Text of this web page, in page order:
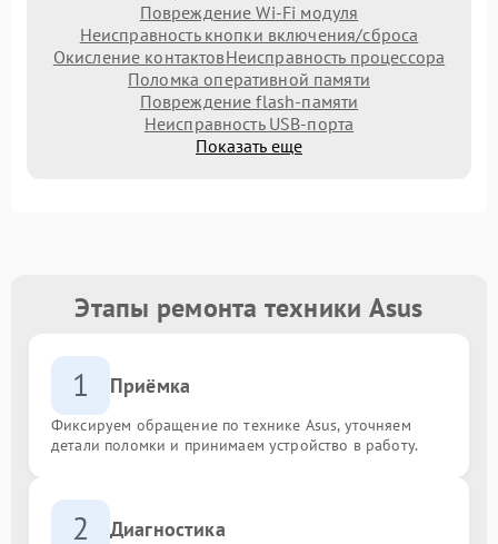
Повреждение Wi-Fi модуля
Неисправность кнопки включения/сброса
Окисление контактовНеисправность процессора
Поломка оперативной памяти
Повреждение flash-памяти
Неисправность USB-порта
Показать еще
Этапы ремонта техники Asus
1 Приёмка
Фиксируем обращение по технике Asus, уточняем
детали поломки и принимаем устройство в работу.
2 Диагностика